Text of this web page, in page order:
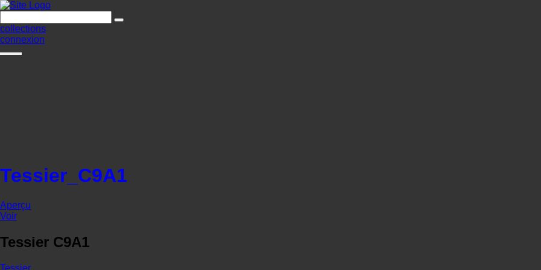
collections
connexion
Tessier_C9A1
Aperçu
Voir
Tessier C9A1
Tessier